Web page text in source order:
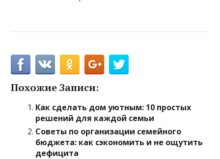
Похожие Записи:
Как сделать дом уютным: 10 простых
решений для каждой семьи
Советы по организации семейного
бюджета: как сэкономить и не ощутить
дефицита